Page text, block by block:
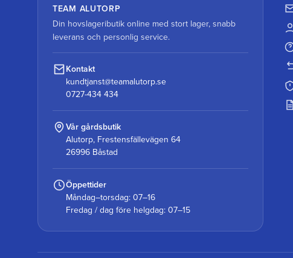
TEAM ALUTORP
Din hovslageributik online med stort lager, snabb
leverans och personlig service.
Kontakt
kundtjanst@teamalutorp.se
0727-434 434
Vår gårdsbutik
Alutorp, Frestensfällevägen 64
26996 Båstad
Öppettider
Måndag–torsdag: 07–16
Fredag / dag före helgdag: 07–15